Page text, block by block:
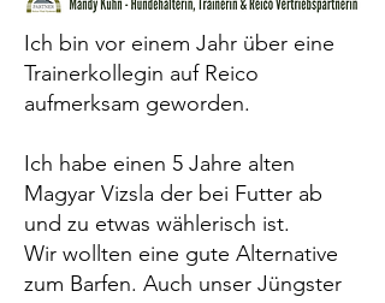
Ich bin vor einem Jahr über eine
Trainerkollegin auf Reico
aufmerksam geworden.
Ich habe einen 5 Jahre alten
Magyar Vizsla der bei Futter ab
und zu etwas wählerisch ist.
Wir wollten eine gute Alternative
zum Barfen. Auch unser Jüngster